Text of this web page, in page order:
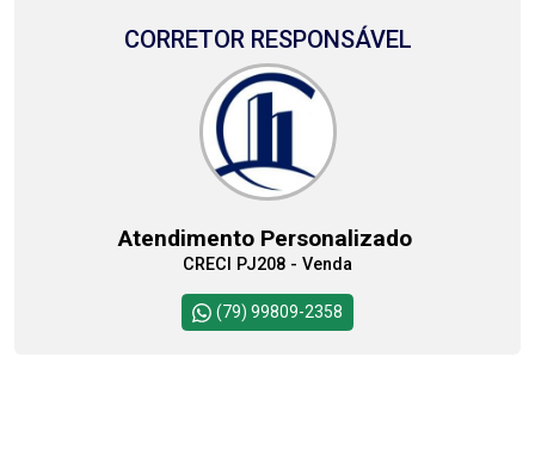
07
Aug/Sat
08:00
10:00 Continuar
CORRETOR RESPONSÁVEL
Atendimento Personalizado
CRECI PJ208 - Venda
(79) 99809-2358